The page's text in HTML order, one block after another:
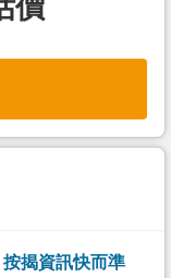
價
揭資訊快而準